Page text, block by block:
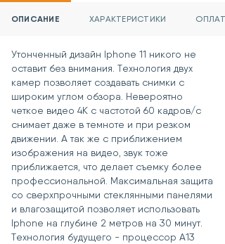
ОПИСАНИЕ ХАРАКТЕРИСТИКИ
Утонченный дизайн Iphone 11 никого не
оставит без внимания. Технология двух
камер позволяет создавать снимки с
широким углом обзора. Невероятно
четкое видео 4K с частотой 60 кадров/с
снимает даже в темноте и при резком
движении. А так же с приближением
изображения на видео, звук тоже
приближается, что делает съемку более
профессиональной. Максимальная защита
со сверхпрочными стеклянными панелями
и влагозащитой позволяет использовать
Iphone на глубине 2 метров на 30 минут.
Технология будущего - процессор A13